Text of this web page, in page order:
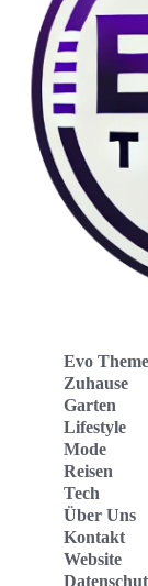
Evo
Zuhause
Garten
Lifestyle
Mode
Reisen
Tech
Über Uns
Kontakt
Website